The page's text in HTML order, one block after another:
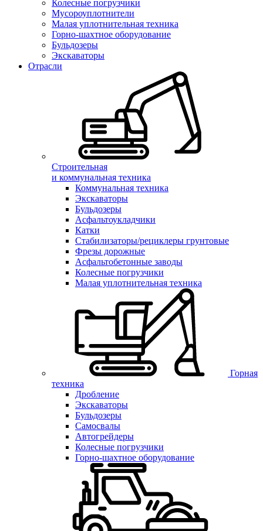
Колесные погрузчики
Мусороуплотнители
Малая уплотнительная техника
Горно-шахтное оборудование
Бульдозеры
Экскаваторы
Отрасли
Строительная
и коммунальная техника
Коммунальная техника
Экскаваторы
Бульдозеры
Асфальтоукладчики
Катки
Стабилизаторы/рециклеры грунтовые
Фрезы дорожные
Асфальтобетонные заводы
Колесные погрузчики
Малая уплотнительная техника
Горная
техника
Дробление
Экскаваторы
Бульдозеры
Самосвалы
Автогрейдеры
Колесные погрузчики
Горно-шахтное оборудование